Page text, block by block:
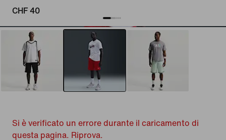
CHF 40
Si è verificato un errore durante il caricamento di
questa pagina. Riprova.